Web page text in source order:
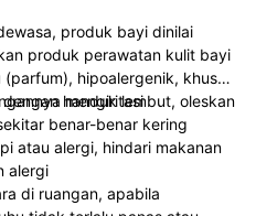
produk bayi dinilai
produk perawatan kulit bayi
hipoalergenik, khusus
mengiritasi
handuk lembut, oleskan
benar-benar kering
atau alergi, hindari makanan
alergi
di ruangan, apabila